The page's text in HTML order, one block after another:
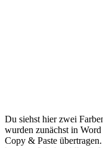
Du siehst hier zwei
wurden zunächst in
Copy & Paste